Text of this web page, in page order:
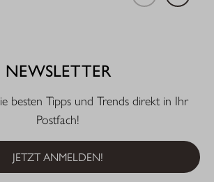
NEWSLETTER
besten Tipps und Trends direkt in Ihr
Postfach!
JETZT ANMELDEN!